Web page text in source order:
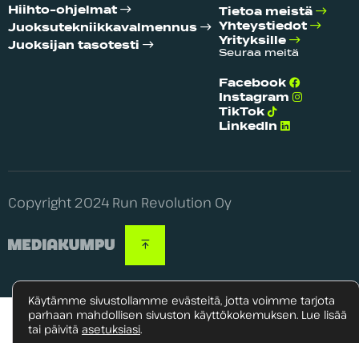
Hiihto-ohjelmat
Juoksutekniikka­valmennus
Juoksijan tasotesti
Tietoa meistä
Yhteystiedot
Yrityksille
Seuraa meitä
Facebook
Instagram
TikTok
LinkedIn
Copyright 2024 Run Revolution Oy
Käytämme sivustollamme evästeitä, jotta voimme tarjota
parhaan mahdollisen sivuston käyttökokemuksen. Lue lisää
tai päivitä asetuksiasi.